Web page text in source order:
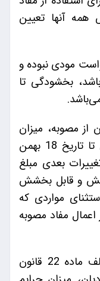
آنها تعیین
مودی نبوده و
بخشودگی تا
از مصوبه، میزان
اصل مالیات و جرایم قابل بخشش تا تاریخ 18 بهمن
و تغییرات بعدی مبلغ
و قابل بخشش
بهمن ماه 1404 به استثنای مواردی که
مفاد مصوبه
د) درخصوص جرایم موضوع بند الف ماده 22 قانون